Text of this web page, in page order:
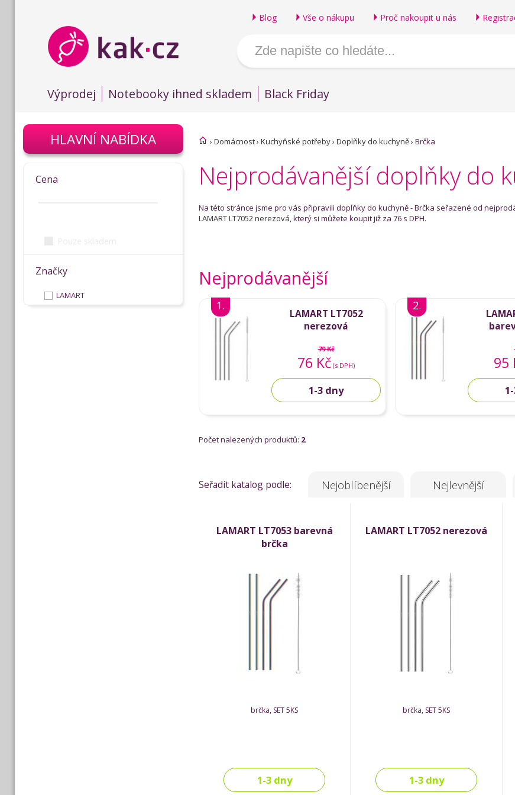
Blog Vše o nákupu Proč nakoupit u nás
Výprodej Notebooky ihned skladem Black Friday
› Domácnost› Kuchyňské potřeby› Doplňky do kuchyně› Brčka
Nejprodávanější doplňky do
Na této stránce jsme pro vás připravili doplňky do kuchyně - Brčka seřazené od
LAMART LT7052 nerezová, který si můžete koupit již za 76 s DPH.
Nejprodávanější
1.
LAMART LT7052
nerezová
79 Kč
76 Kč (s DPH)
1-3 dny
2.
95
Počet nalezených produktů: 2
Seřadit katalog podle: Nejoblíbenější Nejlevnější
LAMART LT7053 barevná
brčka
brčka, SET 5KS
1-3 dny
LAMART LT7052 nerezová
brčka, SET 5KS
1-3 dny
HLAVNÍ NABÍDKA
Cena
Značky
LAMART